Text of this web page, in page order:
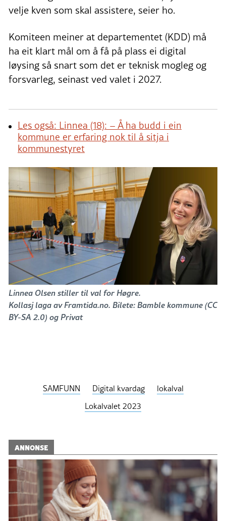
velje kven som skal assistere, seier ho.
Komiteen meiner at departementet (KDD) må
ha eit klart mål om å få på plass ei digital
løysing så snart som det er teknisk mogleg og
forsvarleg, seinast ved valet i 2027.
Les også: Linnea (18): – Å ha budd i ein
kommune er erfaring nok til å sitja i
kommunestyret
Linnea Olsen stiller til val for Høgre.
Kollasj laga av Framtida.no. Bilete: Bamble kommune (CC
BY-SA 2.0) og Privat
SAMFUNN Digital kvardag
lokalval
Lokalvalet 2023
ANNONSE